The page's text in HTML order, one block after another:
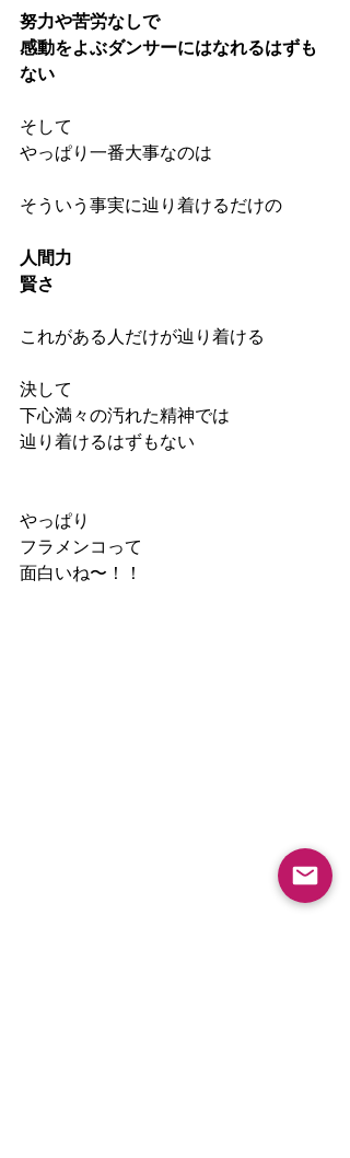
努力や苦労なしで
感動をよぶダンサーにはなれるはずも
ない
そして
やっぱり一番大事なのは
そういう事実に辿り着けるだけの
人間力
賢さ
これがある人だけが辿り着ける
決して
下心満々の汚れた精神では
辿り着けるはずもない
やっぱり
フラメンコって
面白いね〜！！